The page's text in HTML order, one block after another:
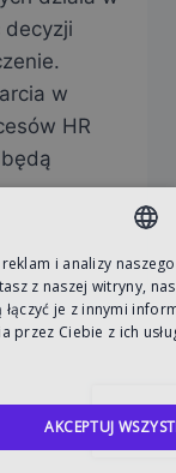
decyzji
w
HR
POLISH
ENGLISH
i analizy
z naszej witryny,
je z innymi
przez Ciebie z ich
AKCEPTUJ